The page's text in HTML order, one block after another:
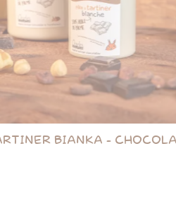
BIANKA -